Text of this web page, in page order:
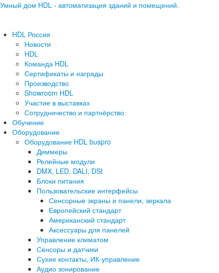
Умный дом HDL - автоматизация зданий и помещений.
HDL Россия
Новости
HDL
Команда HDL
Сертификаты и награды
Производство
Showroom HDL
Участие в выставках
Сотрудничество и партнёрство
Обучение
Оборудование
Оборудование HDL buspro
Диммеры
Релейные модули
DMX, LED, DALI, DSI
Блоки питания
Пользовательские интерфейсы
Сенсорные экраны и панели, зеркала
Европейский стандарт
Американский стандарт
Аксессуары для панелей
Управление климатом
Сенсоры и датчики
Сухие контакты, ИК-управление
Аудио зонирование